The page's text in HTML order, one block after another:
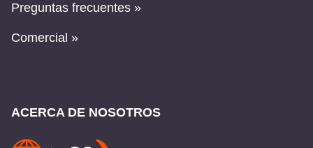
Preguntas frecuentes »
Comercial »
ACERCA DE NOSOTROS